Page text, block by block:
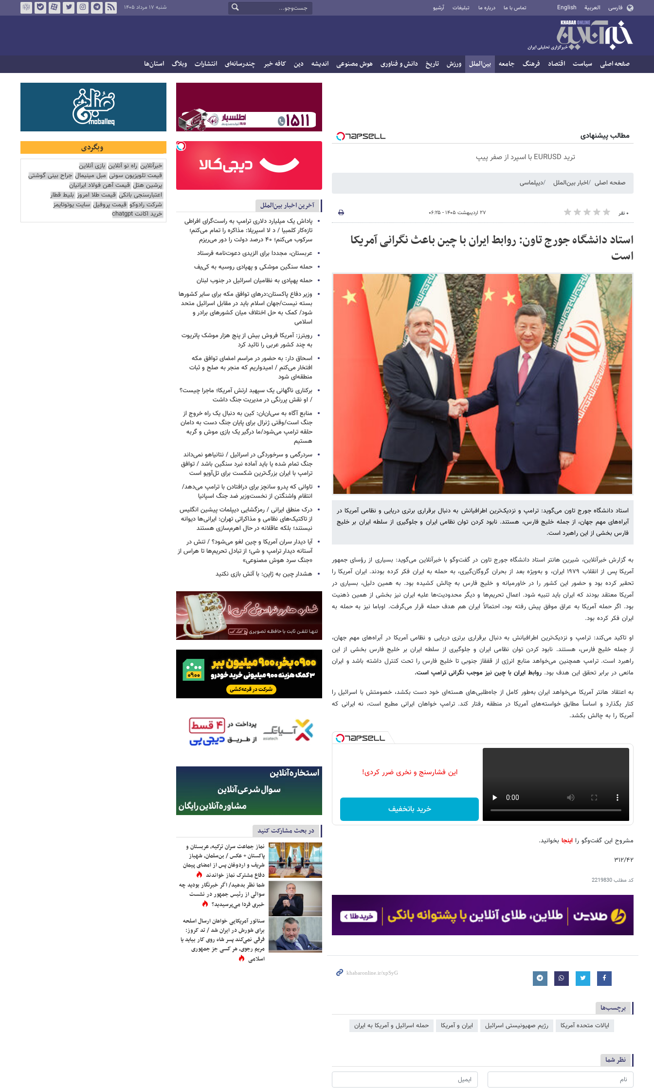
فارسی العربية English تماس با ما درباره ما تبلیغات آرشیو شنبه ۱۷ مرداد ۱۴۰۵
صفحه اصلی سیاست اقتصاد فرهنگ جامعه بین‌الملل ورزش تاریخ دانش و فناوری هوش مصنوعی اندیشه دین کافه خبر چندرسانه‌ای انتشارات وبلاگ استان‌ها
مطالب پیشنهادی
ترید EURUSD با اسپرد از صفر پیپ
صفحه اصلی اخبار بین‌الملل دیپلماسی
۰ نفر ۲۷ اردیبهشت ۱۴۰۵ - ۰۶:۲۵
استاد دانشگاه جورج تاون: روابط ایران با چین باعث نگرانی آمریکا
است
استاد دانشگاه جورج تاون می‌گوید: ترامپ و نزدیک‌ترین اطرافیانش به دنبال برقراری برتری دریایی و نظامی آمریکا در
آبراه‌های مهم جهان، از جمله خلیج فارس، هستند. نابود کردن توان نظامی ایران و جلوگیری از سلطه ایران بر خلیج
فارس بخشی از این راهبرد است.
به گزارش خبرآنلاین، شیرین هانتر استاد دانشگاه جورج تاون در گفت‌وگو با خبرآنلاین می‌گوید: بسیاری از رؤسای جمهور
آمریکا پس از انقلاب ۱۹۷۹ ایران، و به‌ویژه بعد از بحران گروگان‌گیری، به حمله به ایران فکر کرده بودند. ایران آمریکا را
تحقیر کرده بود و حضور این کشور را در خاورمیانه و خلیج فارس به چالش کشیده بود. به همین دلیل، بسیاری در
آمریکا معتقد بودند که ایران باید تنبیه شود. اعمال تحریم‌ها و دیگر محدودیت‌ها علیه ایران نیز بخشی از همین ذهنیت
بود. اگر حمله آمریکا به عراق موفق پیش رفته بود، احتمالاً ایران هم هدف حمله قرار می‌گرفت. اوباما نیز به حمله به
ایران فکر کرده بود.
او تاکید می‌کند: ترامپ و نزدیک‌ترین اطرافیانش به دنبال برقراری برتری دریایی و نظامی آمریکا در آبراه‌های مهم جهان،
از جمله خلیج فارس، هستند. نابود کردن توان نظامی ایران و جلوگیری از سلطه ایران بر خلیج فارس بخشی از این
راهبرد است. ترامپ همچنین می‌خواهد منابع انرژی از قفقاز جنوبی تا خلیج فارس را تحت کنترل داشته باشد و ایران
مانعی در برابر تحقق این هدف بود. روابط ایران با چین نیز موجب نگرانی ترامپ است.
به اعتقاد هانتر آمریکا می‌خواهد ایران به‌طور کامل از جاه‌طلبی‌های هسته‌ای خود دست بکشد، خصومتش با اسرائیل را
کنار بگذارد و اساساً مطابق خواسته‌های آمریکا در منطقه رفتار کند. ترامپ خواهان ایرانی مطیع است، نه ایرانی که
آمریکا را به چالش بکشد.
این فشارسنج و نخری ضرر کردی!
خرید باتخفیف
مشروح این گفت‌وگو را اینجا بخوانید.
۳۱۲/۴۲
کد مطلب2219830
برچسب‌ها
ایالات متحده آمریکا رژیم صهیونیستی اسرائیل ایران و آمریکا حمله اسرائیل و آمریکا به ایران
نظر شما
آخرین اخبار بین‌الملل
پاداش یک میلیارد دلاری ترامپ به راست‌گرای افراطی
تازه‌کار کلمبیا / د لا اسپریلا: مذاکره را تمام می‌کنم؛
سرکوب می‌کنم؛ ۴۰ درصد دولت را دور می‌ریزم
عربستان، مجددا برای الزیدی دعوت‌نامه فرستاد
حمله سنگین موشکی و پهپادی روسیه به کی‌یف
حمله پهپادی به نظامیان اسرائیل در جنوب لبنان
وزیر دفاع پاکستان:درهای توافق مکه برای سایر کشورها
بسته نیست/جهان اسلام باید در مقابل اسرائیل متحد
شود/ کمک به حل اختلاف میان کشورهای برادر و
اسلامی
رویترز: آمریکا فروش بیش از پنج هزار موشک پاتریوت
به چند کشور عربی را تائید کرد
اسحاق‌ دار: به حضور در مراسم امضای توافق مکه
افتخار می‌کنم / امیدواریم که منجر به صلح و ثبات
منطقه‌ای شود
برکناری ناگهانی یک سپهبد ارتش آمریکا؛ ماجرا چیست؟
/ او نقش پررنگی در مدیریت جنگ داشت
منابع آگاه به سی‌ان‌ان: کین به دنبال یک راه خروج از
جنگ است/وقتی ژنرال برای پایان جنگ دست به دامان
حلقه ترامپ می‌شود/ما درگیر یک بازی موش و گربه
هستیم
سردرگمی و سرخوردگی در اسرائیل / نتانیاهو نمی‌داند
جنگ تمام شده یا باید آماده نبرد سنگین باشد / توافق
ترامپ با ایران بزرگ‌ترین شکست برای تل‌آویو است
تاوانی که پدرو سانچز برای درافتادن با ترامپ می‌دهد/
انتقام واشنگتن از نخست‌وزیر ضد جنگ اسپانیا
درک منطق ایرانی / رمزگشایی دیپلمات پیشین انگلیس
از تاکتیک‌های نظامی و مذاکراتی تهران: ایرانی‌ها دیوانه
نیستند؛ بلکه عاقلانه در حال اهرم‌سازی هستند
آیا دیدار سران آمریکا و چین لغو می‌شود؟ / تنش در
آستانه دیدار ترامپ و شی؛ از تبادل تحریم‌ها تا هراس از
«جنگ سرد هوش مصنوعی»
هشدار چین به ژاپن: با آتش بازی نکنید
در بحث مشارکت کنید
نماز جماعت سران ترکیه، عربستان و
پاکستان + عکس / بن‌سلمان، شهباز
شریف و اردوغان پس از امضای پیمان
دفاع مشترک نماز خواندند
شما نظر بدهید/ اگر خبرنگار بودید چه
سوالی از رئیس جمهور در نشست
خبری فردا می‌پرسیدید؟
سناتور آمریکایی خواهان ارسال اسلحه
برای شورش در ایران شد / تد کروز:
فرقی نمی‌کند پسر شاه روی کار بیاید یا
مریم رجوی، هر کسی جز جمهوری
اسلامی
وبگردی
خبرآنلاین راه نو آنلاین بازی آنلاین
قیمت تلویزیون سونی مبل مینیمال جراح بینی گوشتی
پرشین هتل قیمت آهن فولاد ایرانیان
اعتبارسنجی بانکی قیمت طلا امروز بلیط قطار
شرکت رادوکو قیمت پروفیل سایت یوتوتایمز
خرید اکانت chatgpt